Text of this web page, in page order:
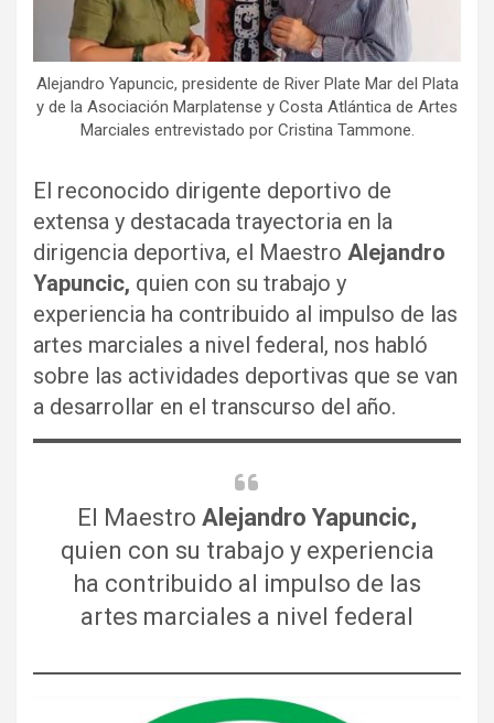
Alejandro Yapuncic, presidente de River Plate Mar del Plata
y de la Asociación Marplatense y Costa Atlántica de Artes
Marciales entrevistado por Cristina Tammone.
El reconocido dirigente deportivo de
extensa y destacada trayectoria en la
dirigencia deportiva, el Maestro Alejandro
Yapuncic, quien con su trabajo y
experiencia ha contribuido al impulso de las
artes marciales a nivel federal, nos habló
sobre las actividades deportivas que se van
a desarrollar en el transcurso del año.
El Maestro Alejandro Yapuncic,
quien con su trabajo y experiencia
ha contribuido al impulso de las
artes marciales a nivel federal